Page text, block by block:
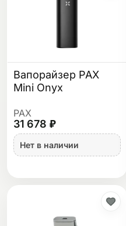
Вапорайзер PAX
Mini Onyx
PAX
31 678 ₽
Нет в наличии